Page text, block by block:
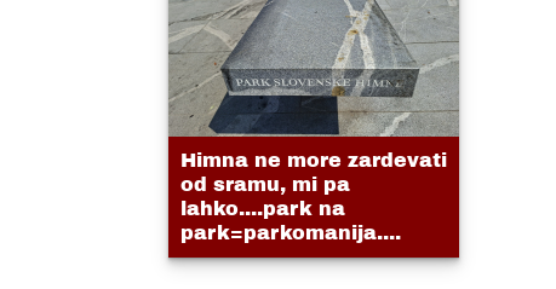
Himna ne more zardevati
od sramu, mi pa
lahko....park na
park=parkomanija....